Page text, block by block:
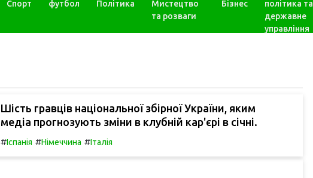
Спорт футбол Політика
Мистецтво
та розваги
Бізнес
політика та
державне
управління
Шість гравців національної збірної України, яким
медіа прогнозують зміни в клубній кар'єрі в січні.
#Іспанія #Німеччина #Італія